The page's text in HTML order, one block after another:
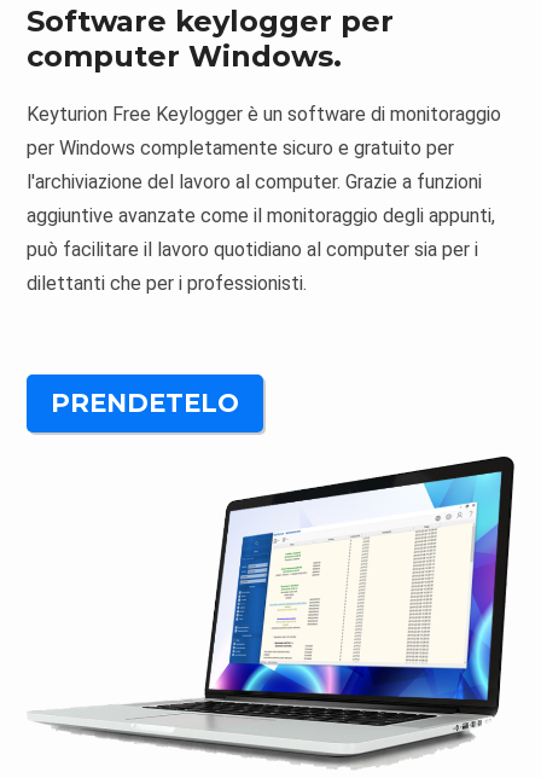
Software keylogger per
computer Windows.
Keyturion Free Keylogger è un software di monitoraggio
per Windows completamente sicuro e gratuito per
l'archiviazione del lavoro al computer. Grazie a funzioni
aggiuntive avanzate come il monitoraggio degli appunti,
può facilitare il lavoro quotidiano al computer sia per i
dilettanti che per i professionisti.
PRENDETELO